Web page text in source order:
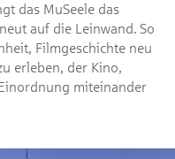
das MuSeele das
auf die Leinwand. So
Filmgeschichte neu
erleben, der Kino,
miteinander